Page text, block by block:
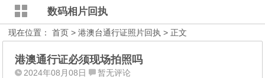
数码相片回执
现在位置：首页 >港澳台通行证照片回执 > 正文
港澳通行证必须现场拍照吗
2024年08月08日 暂无评论